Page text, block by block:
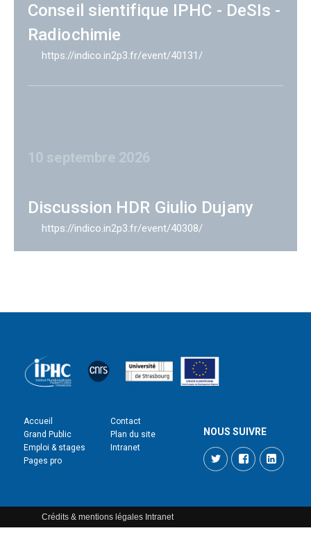
Conseil sientifique IPHC - DeSIs -
Radiochimie
https://indico.in2p3.fr/event/40131/
10 septembre 2026
Discussion HDR Giulio Dujany
https://indico.in2p3.fr/event/40308/
Accueil
Grand Public
Emploi & stages
Pages pro
Contact
Plan du site
Intranet
NOUS SUIVRE
TwitterFacebook
Crédits & mentions légales Intranet